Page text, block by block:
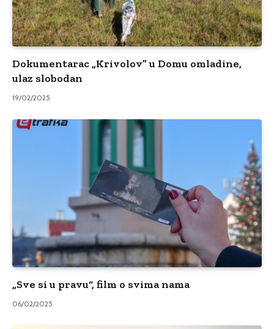
Dokumentarac „Krivolov” u Domu omladine,
ulaz slobodan
19/02/2025
„Sve si u pravu“, film o svima nama
06/02/2025